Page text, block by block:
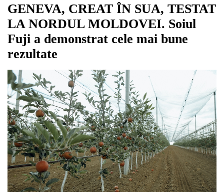
GENEVA, CREAT ÎN SUA, TESTAT
LA NORDUL MOLDOVEI. Soiul
Fuji a demonstrat cele mai bune
rezultate